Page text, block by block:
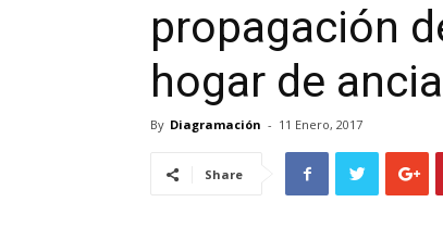
propagación
hogar de
By Diagramación - 11 Enero, 2017
Share